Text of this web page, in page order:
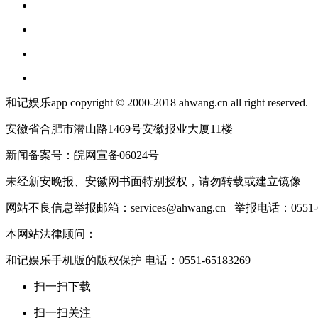
和记娱乐app copyright © 2000-2018 ahwang.cn all right reserved.
安徽省合肥市潜山路1469号安徽报业大厦11楼
新闻备案号：皖网宣备06024号
未经新安晚报、安徽网书面特别授权，请勿转载或建立镜像
网站不良信息举报邮箱： services@ahwang.cn 举报电话：0551-
本网站法律顾问：
和记娱乐手机版的版权保护 电话：0551-65183269
扫一扫下载
扫一扫关注